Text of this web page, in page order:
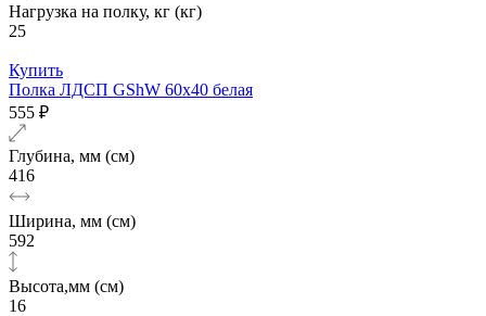
Нагрузка на полку, кг (кг)
25
Купить
Полка ЛДСП GShW 60х40 белая
555 ₽
Глубина, мм (см)
416
Ширина, мм (см)
592
Высота,мм (см)
16